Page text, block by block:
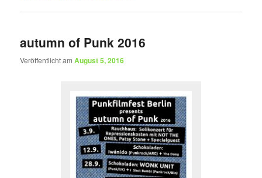
autumn of Punk 2016
Veröffentlicht amAugust 5, 2016